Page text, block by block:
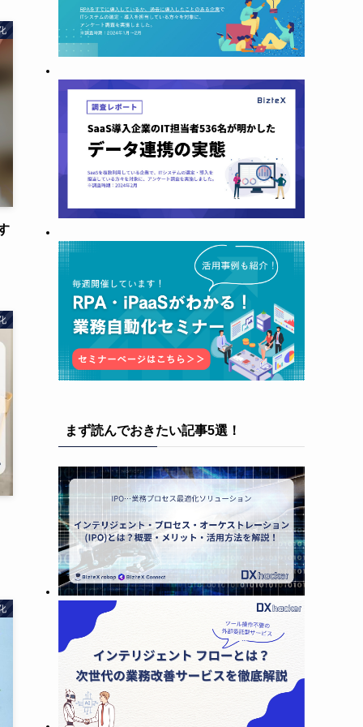
まず読んでおきたい記事5選！